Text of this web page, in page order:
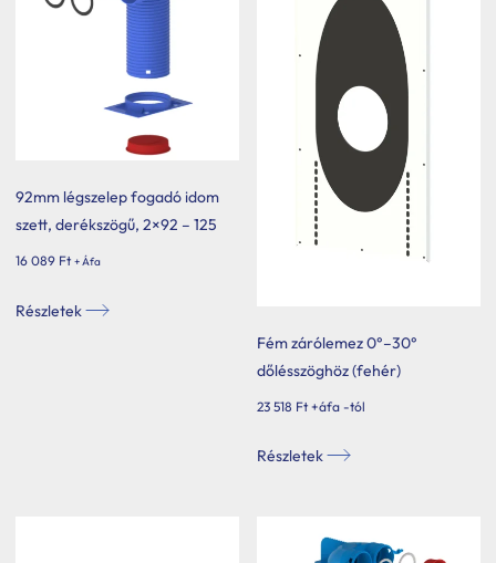
92mm légszelep fogadó idom
szett, derékszögű, 2×92 – 125
16 089 Ft + Áfa
Részletek
Fém zárólemez 0°–30°
dőlésszöghöz (fehér)
23 518 Ft +áfa -tól
Részletek
variációja